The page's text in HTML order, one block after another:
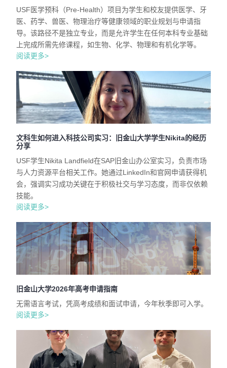
USF医学预科（Pre-Health）项目为学生和校友提供医学、牙
医、药学、兽医、物理治疗等健康领域的职业规划与申请指
导。该路径不是独立专业，而是允许学生在任何本科专业基础
上完成所需先修课程，如生物、化学、物理和有机化学等。
阅读更多>
文科生如何进入科技公司实习：旧金山大学学生Nikita的经历
分享
USF学生Nikita Landfield在SAP旧金山办公室实习，负责市场
与人力资源平台相关工作。她通过LinkedIn和官网申请获得机
会，强调实习成功关键在于积极社交与学习态度，而非仅依赖
技能。
阅读更多>
旧金山大学2026年高考申请指南
无需语言考试，凭高考成绩和面试申请，今年秋季即可入学。
阅读更多>